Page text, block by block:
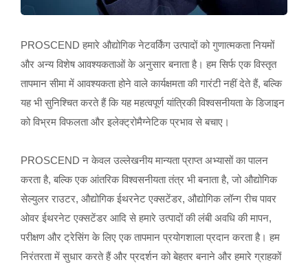
PROSCEND हमारे औद्योगिक नेटवर्किंग उत्पादों को गुणात्मकता नियमों
और अन्य विशेष आवश्यकताओं के अनुसार बनाता है। हम सिर्फ एक विस्तृत
तापमान सीमा में आवश्यकता होने वाले कार्यक्षमता की गारंटी नहीं देते हैं, बल्कि
यह भी सुनिश्चित करते हैं कि यह महत्वपूर्ण यांत्रिकी विश्वसनीयता के डिजाइन
को विभ्रम विफलता और इलेक्ट्रोमैग्नेटिक प्रभाव से बचाए।
PROSCEND न केवल उल्लेखनीय मान्यता प्राप्त अभ्यासों का पालन
करता है, बल्कि एक आंतरिक विश्वसनीयता तंत्र भी बनाता है, जो औद्योगिक
सेल्युलर राउटर, औद्योगिक ईथरनेट एक्सटेंडर, औद्योगिक लॉन्ग रीच पावर
ओवर ईथरनेट एक्सटेंडर आदि से हमारे उत्पादों की लंबी अवधि की मापन,
परीक्षण और ट्रेसिंग के लिए एक तापमान प्रयोगशाला प्रदान करता है। हम
निरंतरता में सुधार करते हैं और प्रदर्शन को बेहतर बनाने और हमारे ग्राहकों